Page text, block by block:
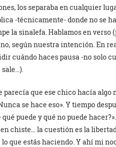
los separaba en cualquier
-técnicamente- donde no se
la sinalefa. Hablamos en verso
según nuestra intención. En
cuándo haces pausa -no solo
parecía que ese chico hacía
se hace eso». Y tiempo
puede y qué no puede
chiste… la cuestión es la
que estás haciendo. Y ahí mi